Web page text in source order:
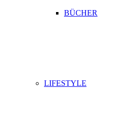
BÜCHER
LIFESTYLE